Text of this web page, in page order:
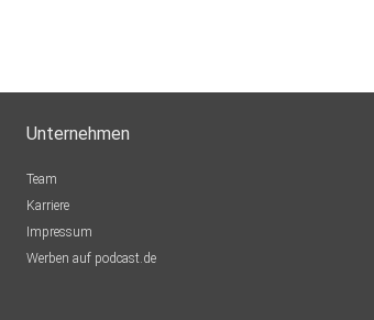
Unternehmen
Team
Karriere
Impressum
Werben auf podcast.de